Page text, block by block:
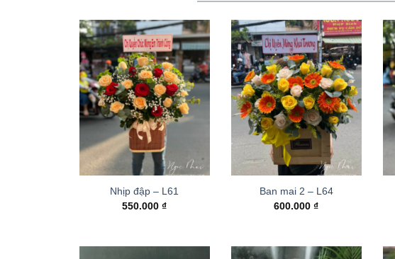
Nhịp đập – L61
550.000₫
Ban mai 2 – L64
600.000₫